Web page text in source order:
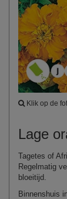
Klik op de
Lage
Tagetes of
Regelmatig
bloeitijd.
Binnenshuis